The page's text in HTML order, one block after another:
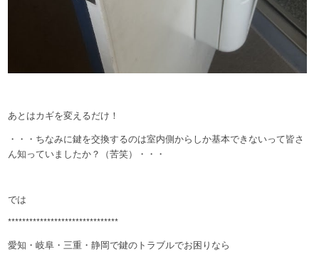
あとはカギを変えるだけ！
・・・ちなみに鍵を交換するのは室内側からしか基本できないって皆さ
ん知っていましたか？（苦笑）・・・
では
*******************************
愛知・岐阜・三重・静岡で鍵のトラブルでお困りなら